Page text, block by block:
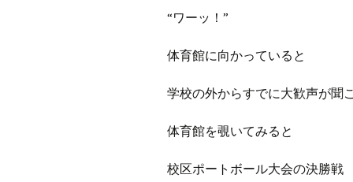
“ワーッ！”
体育館に向かっていると
学校の外からすでに大歓声が聞
体育館を覗いてみると
校区ポートボール大会の決勝戦